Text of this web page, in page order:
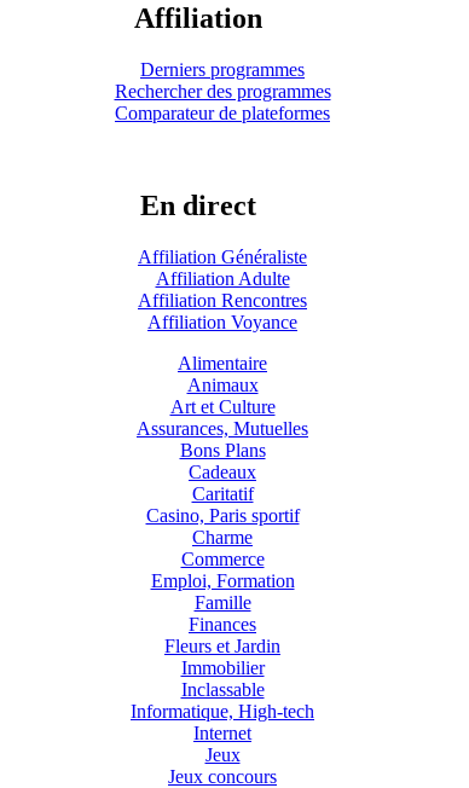
Affiliation
Derniers programmes
Rechercher des programmes
Comparateur de plateformes
En direct
Affiliation Généraliste
Affiliation Adulte
Affiliation Rencontres
Affiliation Voyance
Alimentaire
Animaux
Art et Culture
Assurances, Mutuelles
Bons Plans
Cadeaux
Caritatif
Casino, Paris sportif
Charme
Commerce
Emploi, Formation
Famille
Finances
Fleurs et Jardin
Immobilier
Inclassable
Informatique, High-tech
Internet
Jeux
Jeux concours